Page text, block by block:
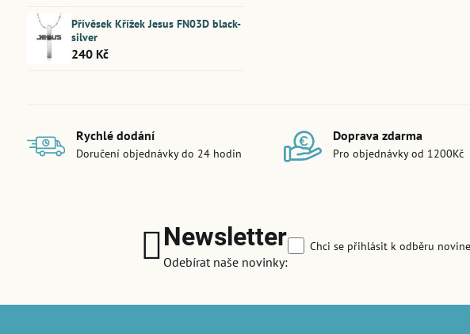
Přívěsek Křížek Jesus FN03D black-
silver
240 Kč
Rychlé dodání
Doručení objednávky do 24 hodin
Doprava zdarma
Pro objednávky od 1200Kč
Newsletter
Odebírat naše novinky:
Chci se přihlásit k odběru